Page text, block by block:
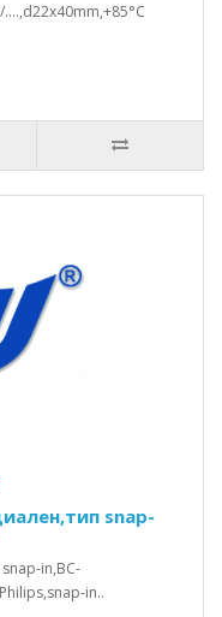
snap-
in,BC-
in..